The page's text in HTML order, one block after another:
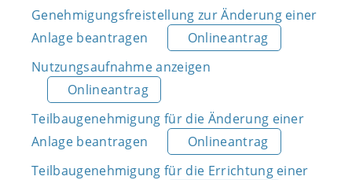
Genehmigungsfreistellung zur Änderung einer
Anlage beantragen
Onlineantrag
Nutzungsaufnahme anzeigen
Onlineantrag
Teilbaugenehmigung für die Änderung einer
Anlage beantragen
Onlineantrag
Teilbaugenehmigung für die Errichtung einer